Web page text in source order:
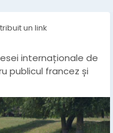
un link
internaționale de
publicul francez și